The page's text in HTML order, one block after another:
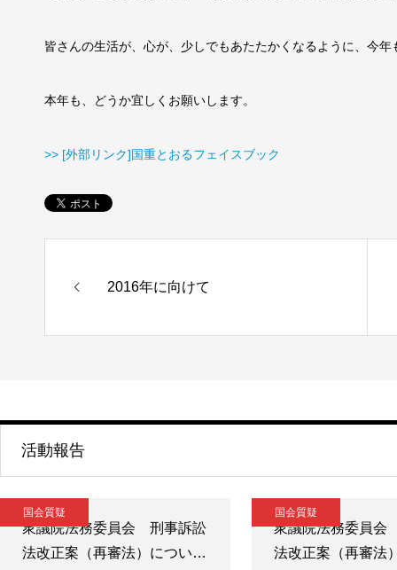
皆さんの生活が、心が、少しでもあたたかくなるように、今
本年も、どうか宜しくお願いします。
>> [外部リンク]国重とおるフェイスブック
2016年に向けて
活動報告
国会質疑
衆議院法務委員会 刑事訴訟
法改正案（再審法）につい…
国会質疑
衆議院法務委員
法改正案（再審法